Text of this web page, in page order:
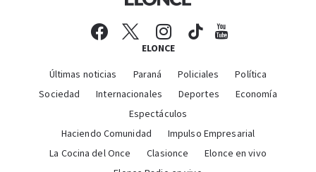
ELONCE
Últimas noticias Paraná Policiales
Política
Sociedad
Internacionales Deportes
Economía
Espectáculos
Haciendo Comunidad
Impulso Empresarial
La Cocina del Once
Clasionce
Elonce en vivo